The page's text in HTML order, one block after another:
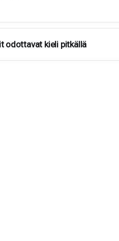
odottavat kieli pitkällä